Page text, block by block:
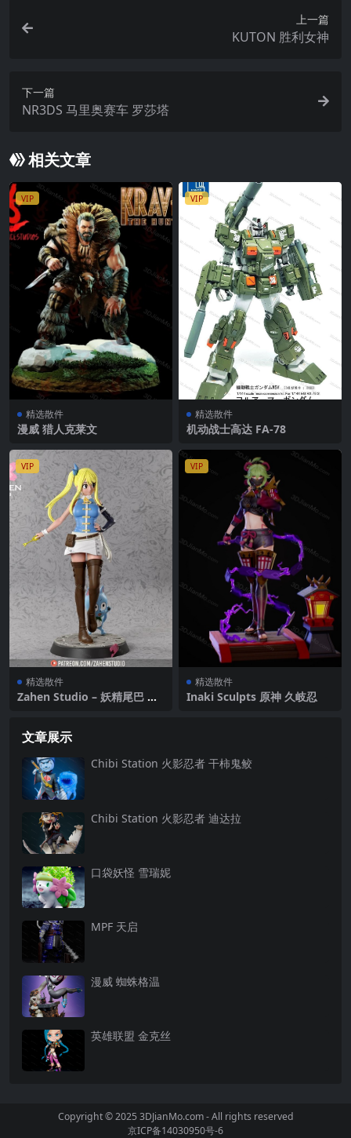
上一篇
KUTON 胜利女神
下一篇
NR3DS 马里奥赛车 罗莎塔
相关文章
VIP
精选散件
漫威 猎人克莱文
VIP
精选散件
机动战士高达 FA-78
VIP
精选散件
Zahen Studio – 妖精尾巴 露
VIP
精选散件
Inaki Sculpts 原神 久岐忍
文章展示
Chibi Station 火影忍者 干柿鬼鲛
Chibi Station 火影忍者 迪达拉
口袋妖怪 雪瑞妮
MPF 天启
漫威 蜘蛛格温
英雄联盟 金克丝
Copyright © 2025 3DJianMo.com - All rights reserved
京ICP备14030950号-6